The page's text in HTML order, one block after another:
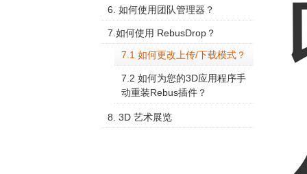
6. 如何使用团队管理器？
7.如何使用 RebusDrop？
7.1 如何更改上传/下载模式？
7.2 如何为您的3D应用程序手
动重装Rebus插件？
8. 3D 艺术展览